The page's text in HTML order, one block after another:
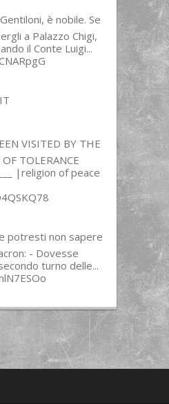
è nobile. Se
a Palazzo Chigi,
il Conte Luigi...
VISITED BY THE
TOLERANCE
|religion of peace
potresti non sapere
- Dovesse
turno delle...